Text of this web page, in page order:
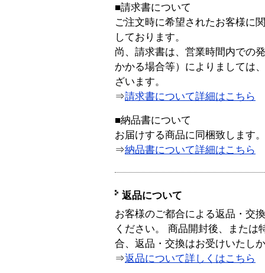
■請求書について
ご注文時に希望されたお客様に
しております。
尚、請求書は、営業時間内での
かかる場合等）によりましては
ざいます。
⇒請求書について詳細はこちら
■納品書について
お届けする商品に同梱致します。
⇒納品書について詳細はこちら
返品について
お客様のご都合による返品・交
ください。 商品開封後、または
合、返品・交換はお受けいたし
⇒返品について詳しくはこちら